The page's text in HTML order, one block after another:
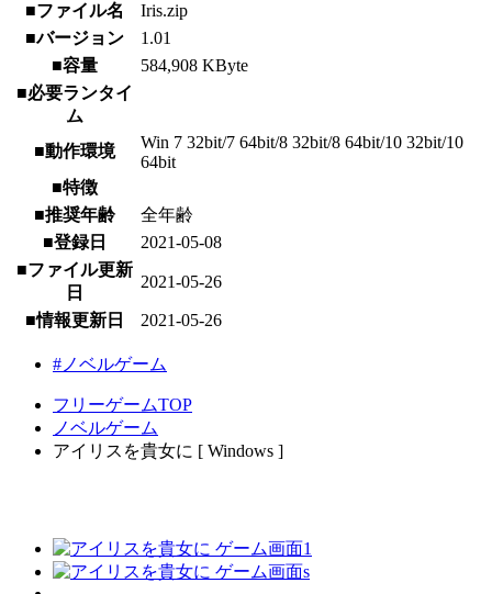
■ファイル名
Iris.zip
■バージョン
1.01
■容量
584,908 KByte
■必要ランタイ
ム
■動作環境
Win 7 32bit/7 64bit/8 32bit/8 64bit/10 32bit/10
64bit
■特徴
■推奨年齢
全年齢
■登録日
2021-05-08
■ファイル更新
日
2021-05-26
■情報更新日 2021-05-26
#ノベルゲーム
フリーゲームTOP
ノベルゲーム
アイリスを貴女に [ Windows ]